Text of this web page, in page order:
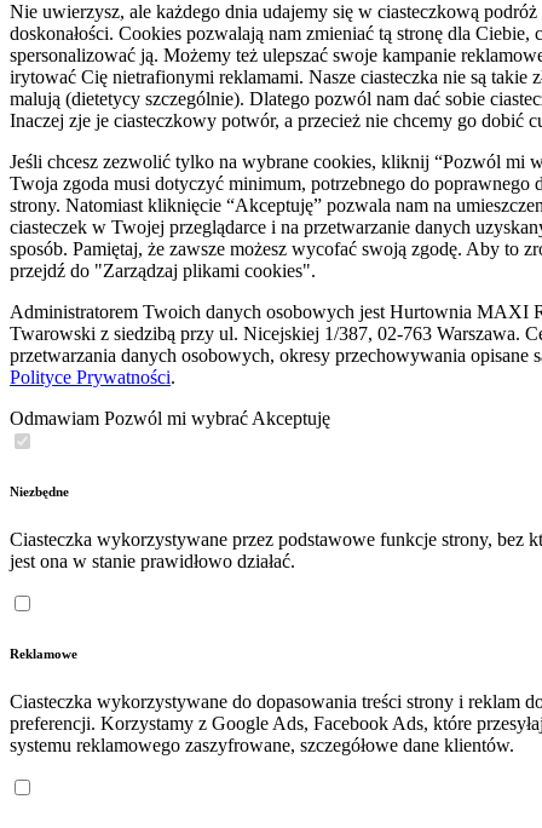
Nie uwierzysz, ale każdego dnia udajemy się w ciasteczkową podróż
doskonałości. Cookies pozwalają nam zmieniać tą stronę dla Ciebie,
spersonalizować ją. Możemy też ulepszać swoje kampanie
irytować Cię nietrafionymi reklamami. Nasze ciasteczka nie są takie
malują (dietetycy szczególnie). Dlatego pozwól nam dać sobie
Inaczej zje je ciasteczkowy potwór, a przecież nie chcemy go dobić
Jeśli chcesz zezwolić tylko na wybrane cookies, kliknij “Pozwól mi
Twoja zgoda musi dotyczyć minimum, potrzebnego do poprawnego
strony. Natomiast kliknięcie “Akceptuję” pozwala nam na
ciasteczek w Twojej przeglądarce i na przetwarzanie danych
sposób. Pamiętaj, że zawsze możesz wycofać swoją zgodę. Aby to
przejdź do "Zarządzaj plikami cookies".
Administratorem Twoich danych osobowych jest Hurtownia MAXI
Twarowski z siedzibą przy ul. Nicejskiej 1/387, 02-763 Warszawa.
przetwarzania danych osobowych, okresy przechowywania opisane
Polityce Prywatności.
Odmawiam Pozwól mi wybrać Akceptuję
Niezbędne
Ciasteczka wykorzystywane przez podstawowe funkcje strony, bez
jest ona w stanie prawidłowo działać.
Reklamowe
Ciasteczka wykorzystywane do dopasowania treści strony i reklam
preferencji. Korzystamy z Google Ads, Facebook Ads, które
systemu reklamowego zaszyfrowane, szczegółowe dane klientów.